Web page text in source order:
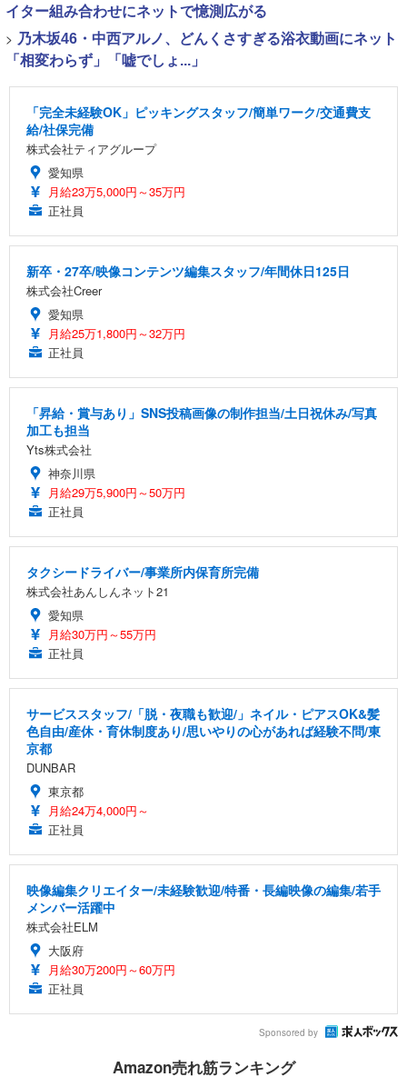
イター組み合わせにネットで憶測広がる
> 乃木坂46・中西アルノ、どんくさすぎる浴衣動画にネット
「相変わらず」「嘘でしょ...」
「完全未経験OK」ピッキングスタッフ/簡単ワーク/交通費支
給/社保完備
株式会社ティアグループ
愛知県
月給23万5,000円～35万円
正社員
新卒・27卒/映像コンテンツ編集スタッフ/年間休日125日
株式会社Creer
愛知県
月給25万1,800円～32万円
正社員
「昇給・賞与あり」SNS投稿画像の制作担当/土日祝休み/写真
加工も担当
Yts株式会社
神奈川県
月給29万5,900円～50万円
正社員
タクシードライバー/事業所内保育所完備
株式会社あんしんネット21
愛知県
月給30万円～55万円
正社員
サービススタッフ/「脱・夜職も歓迎/」ネイル・ピアスOK&髪
色自由/産休・育休制度あり/思いやりの心があれば経験不問/東
京都
DUNBAR
東京都
月給24万4,000円～
正社員
映像編集クリエイター/未経験歓迎/特番・長編映像の編集/若手
メンバー活躍中
株式会社ELM
大阪府
月給30万200円～60万円
正社員
Sponsored by
Amazon売れ筋ランキング